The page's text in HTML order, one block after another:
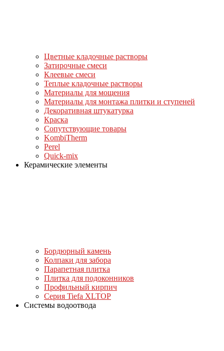
Цветные кладочные растворы
Затирочные смеси
Клеевые смеси
Теплые кладочные растворы
Материалы для мощения
Материалы для монтажа плитки и ступеней
Декоративная штукатурка
Краска
Сопутствующие товары
KombiTherm
Perel
Quick-mix
Керамические элементы
Бордюрный камень
Колпаки для забора
Парапетная плитка
Плитка для подоконников
Профильный кирпич
Серия Tiefa XLTOP
Системы водоотвода